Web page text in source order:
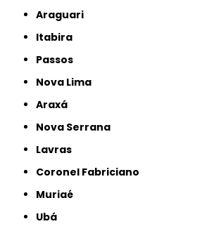
Araguari
Itabira
Passos
Nova Lima
Araxá
Nova Serrana
Lavras
Coronel Fabriciano
Muriaé
Ubá